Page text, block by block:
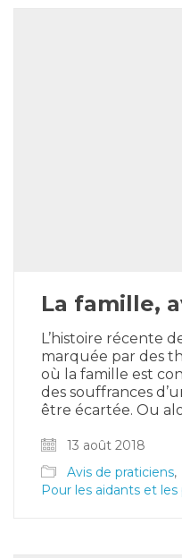
La famille,
L’histoire récente
marquée par des
où la famille est
des souffrances
être écartée. Ou
13 août 2018
Avis de praticiens,
Pour les aidants et